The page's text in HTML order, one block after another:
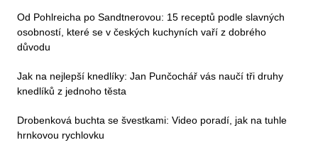
Od Pohlreicha po Sandtnerovou: 15 receptů podle slavných
osobností, které se v českých kuchyních vaří z dobrého
důvodu
Jak na nejlepší knedlíky: Jan Punčochář vás naučí tři druhy
knedlíků z jednoho těsta
Drobenková buchta se švestkami: Video poradí, jak na tuhle
hrnkovou rychlovku